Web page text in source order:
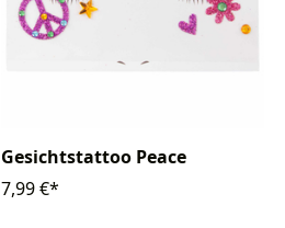
Gesichtstattoo Peace
7,99 €*